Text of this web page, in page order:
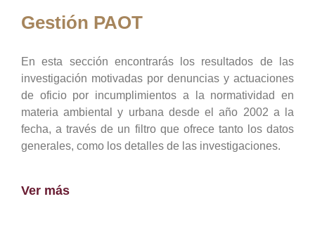
Gestión PAOT
En esta sección encontrarás los resultados de las
investigación motivadas por denuncias y actuaciones
de oficio por incumplimientos a la normatividad en
materia ambiental y urbana desde el año 2002 a la
fecha, a través de un filtro que ofrece tanto los datos
generales, como los detalles de las investigaciones.
Ver más